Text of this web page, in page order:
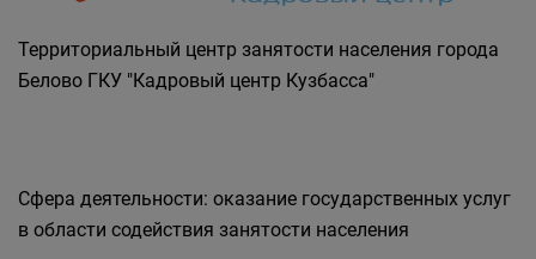
Государственные органы и службы
информируют
Государственное казенное учреждение
Территориальный центр занятости населения города
Белово ГКУ "Кадровый центр Кузбасса"
Сфера деятельности: оказание государственных услуг
в области содействия занятости населения